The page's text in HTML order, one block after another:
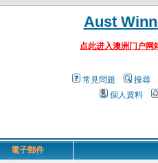
Aust
点此进入澳洲门户网
常見問題 搜尋
個人資料
電子郵件